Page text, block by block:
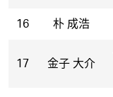
16 朴 成浩
17 金子 大介